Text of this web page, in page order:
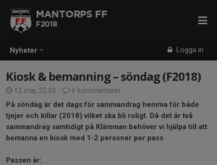
Nyheter Logga in
MANTORPS FF
F2018
Kiosk & bemanning – söndag (F2018)
12 maj, 22:03
6 kommentarer
På söndag är det dags för sammandrag hemma för både
tjejer och killar (2018) vilket ska bli roligt. Då det är två
sammandrag samtidigt på Klämman behöver vi hjälpa till att
bemanna en kiosk med 1-2 personer per pass.
Passen är: